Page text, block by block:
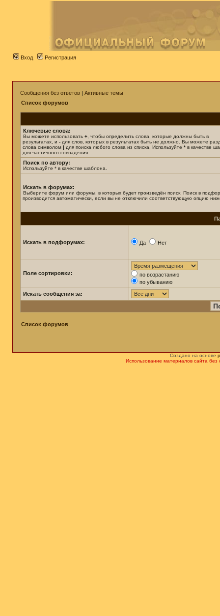
Вход Регистрация
Сообщения без ответов | Активные темы
Список форумов
Ключевые слова:
Вы можете использовать + , чтобы определить слова, которые должны быть в
результатах, и - для слов, которых в результатах быть не должно. Вы можете
слова символом | для поиска любого слова из списка. Используйте * в качестве
для частичного совпадения.
Поиск по автору:
Используйте * в качестве шаблона.
Искать в форумах:
Выберите форум или форумы, в которых будет произведён поиск. Поиск в
производится автоматически, если вы не отключили соответствующую опцию
Искать в подфорумах: Да Нет
Поле сортировки:
по возрастанию
по убыванию
Искать сообщения за:
Список форумов
Создано на основе
Использование материалов сайта